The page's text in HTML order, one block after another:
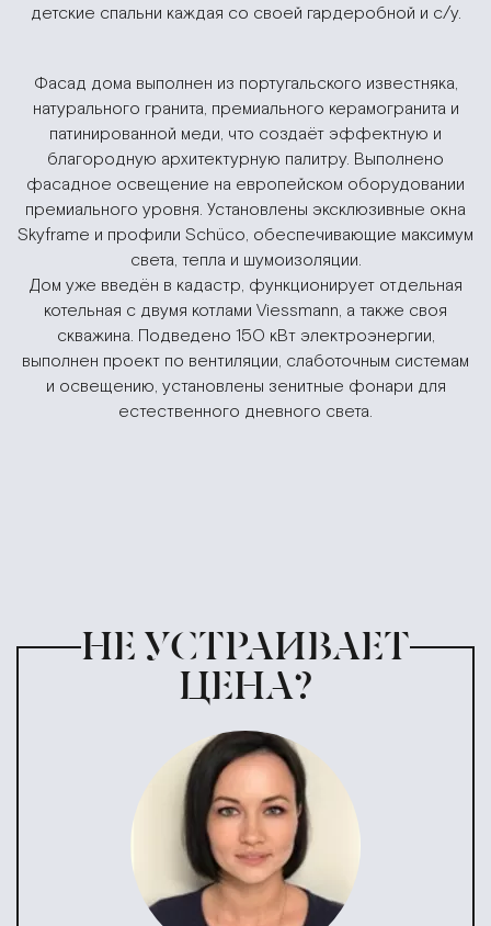
детские спальни каждая со своей гардеробной и с/у.
Фасад дома выполнен из португальского известняка,
натурального гранита, премиального керамогранита и
патинированной меди, что создаёт эффектную и
благородную архитектурную палитру. Выполнено
фасадное освещение на европейском оборудовании
премиального уровня. Установлены эксклюзивные окна
Skyframe и профили Schüco, обеспечивающие максимум
света, тепла и шумоизоляции.
Дом уже введён в кадастр, функционирует отдельная
котельная с двумя котлами Viessmann, а также своя
скважина. Подведено 150 кВт электроэнергии,
выполнен проект по вентиляции, слаботочным системам
и освещению, установлены зенитные фонари для
естественного дневного света.
НЕ УСТРАИВАЕТ
ЦЕНА?